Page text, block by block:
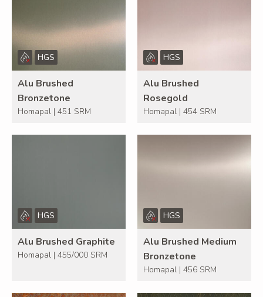
HGS
Alu Brushed
Bronzetone
Homapal | 451 SRM
HGS
Alu Brushed
Rosegold
Homapal | 454 SRM
HGS
Alu Brushed Graphite
Homapal | 455/000 SRM
HGS
Alu Brushed Medium
Bronzetone
Homapal | 456 SRM